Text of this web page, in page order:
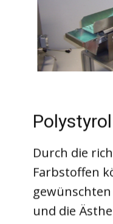
Durch die
Farbstoffen
und die